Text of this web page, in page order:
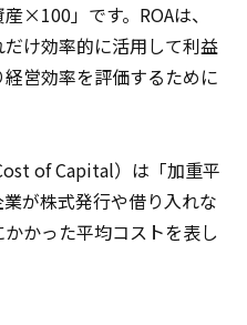
×100」です。ROAは、
け効率的に活用して利益
営効率を評価するために
of Capital）は「加重平
が株式発行や借り入れな
かった平均コストを表し